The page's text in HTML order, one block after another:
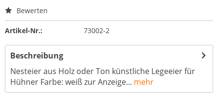
Bewerten
Artikel-Nr.: 73002-2
Beschreibung
Nesteier aus Holz oder Ton künstliche Legeeier für
Hühner Farbe: weiß zur Anzeige... mehr